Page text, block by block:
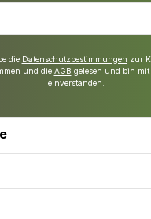
die Datenschutzbestimmungen zur
und die AGB gelesen und bin
einverstanden.